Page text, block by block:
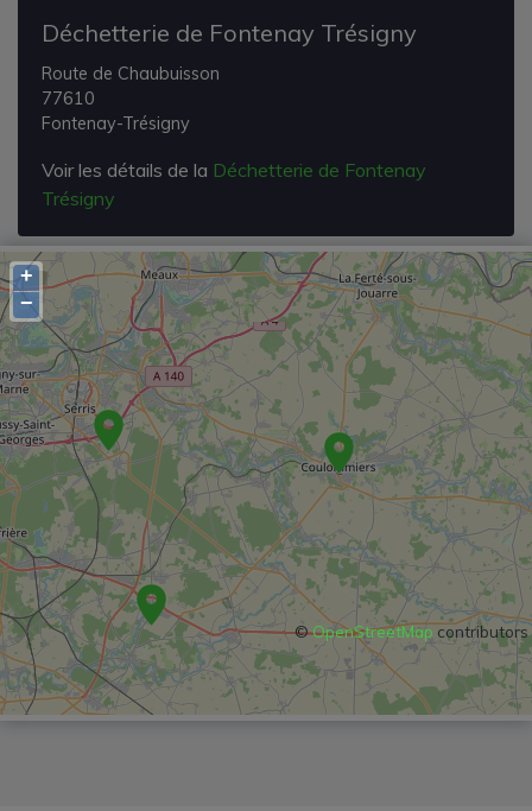
Déchetterie de Fontenay Trésigny
Route de Chaubuisson
77610
Fontenay-Trésigny
Voir les détails de la Déchetterie de Fontenay
Trésigny
+
−
©OpenStreetMap contributors